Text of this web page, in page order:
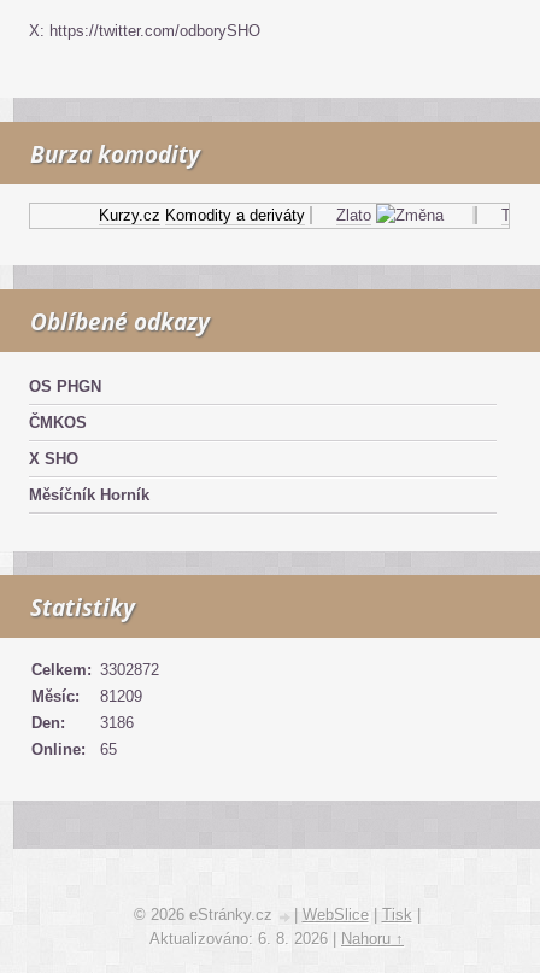
X: https://twitter.com/odborySHO
Burza komodity
Kurzy.cz Komodity a deriváty Zlato
Oblíbené odkazy
OS PHGN
ČMKOS
X SHO
Měsíčník Horník
Statistiky
Online: 65
Celkem: 3302872
Měsíc:
81209
Den:
3186
© 2026 eStránky.cz WebSlice Tisk
Aktualizováno: 6. 8. 2026
Nahoru ↑